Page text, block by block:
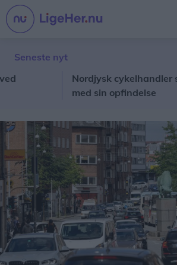
Seneste nyt
Nordjysk cykelhandler
med sin opfindelse